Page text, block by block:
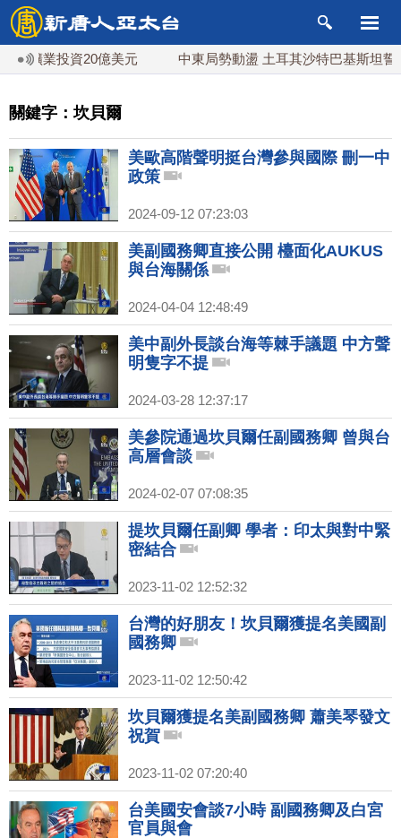
業投資20億美元 中東局勢動盪 土耳其沙特巴基斯坦誓共同
關鍵字：坎貝爾
美歐高階聲明挺台灣參與國際 刪一中
政策
2024-09-12 07:23:03
美副國務卿直接公開 檯面化AUKUS
與台海關係
2024-04-04 12:48:49
美中副外長談台海等棘手議題 中方聲
明隻字不提
2024-03-28 12:37:17
美參院通過坎貝爾任副國務卿 曾與台
高層會談
2024-02-07 07:08:35
提坎貝爾任副卿 學者：印太與對中緊
密結合
2023-11-02 12:52:32
台灣的好朋友！坎貝爾獲提名美國副
國務卿
2023-11-02 12:50:42
坎貝爾獲提名美副國務卿 蕭美琴發文
祝賀
2023-11-02 07:20:40
台美國安會談7小時 副國務卿及白宮
官員與會